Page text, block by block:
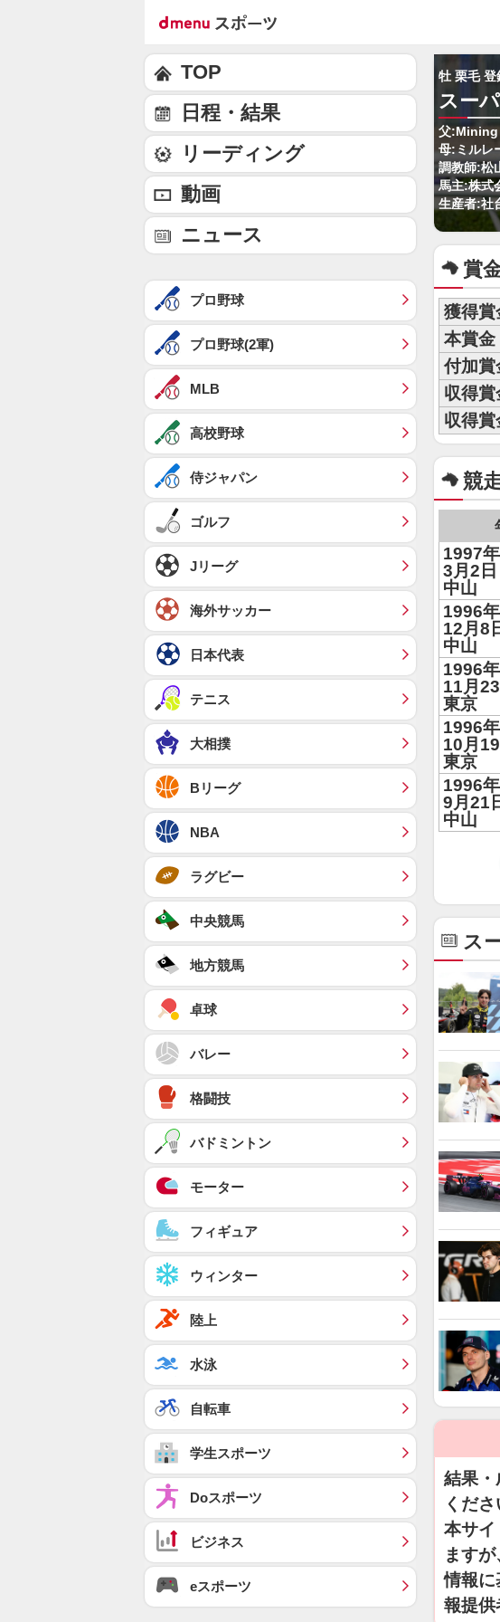
牡 栗毛 登
スー
父:Mining
母:ミルレ
調教師:松
馬主:株式
生産者:社
賞
獲得賞
本賞金
付加賞
収得賞
収得賞
競
1997年
3月2日
中山
1996年
12月8
中山
1996年
11月
東京
1996年
10月
東京
1996年
9月21
中山
ス
結果・
くださ
本サイ
ます
情報に
報提供
TOP
日程・結果
リーディング
動画
ニュース
プロ野球
プロ野球(2軍)
MLB
高校野球
侍ジャパン
ゴルフ
Jリーグ
海外サッカー
日本代表
テニス
大相撲
Bリーグ
NBA
ラグビー
中央競馬
地方競馬
卓球
バレー
格闘技
バドミントン
モーター
フィギュア
ウィンター
陸上
水泳
自転車
学生スポーツ
Doスポーツ
ビジネス
eスポーツ